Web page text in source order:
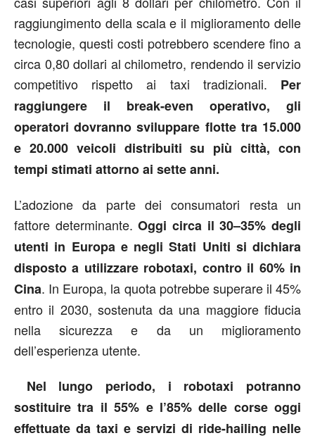
raggiungimento della scala e il miglioramento delle
tecnologie, questi costi potrebbero scendere fino a
circa 0,80 dollari al chilometro, rendendo il servizio
competitivo rispetto ai taxi tradizionali. Per
raggiungere il break-even operativo, gli
operatori dovranno sviluppare flotte tra 15.000
e 20.000 veicoli distribuiti su più città, con
tempi stimati attorno ai sette anni.
L’adozione da parte dei consumatori resta un
fattore determinante.Oggi circa il 30–35% degli
utenti in Europa e negli Stati Uniti si dichiara
disposto a utilizzare robotaxi, contro il 60% in
Cina. In Europa, la quota potrebbe superare il 45%
entro il 2030, sostenuta da una maggiore fiducia
nella sicurezza e da un miglioramento
dell’esperienza utente.
Nel lungo periodo, i robotaxi potranno
sostituire tra il 55% e l’85% delle corse oggi
effettuate da taxi e servizi di ride-hailing nelle